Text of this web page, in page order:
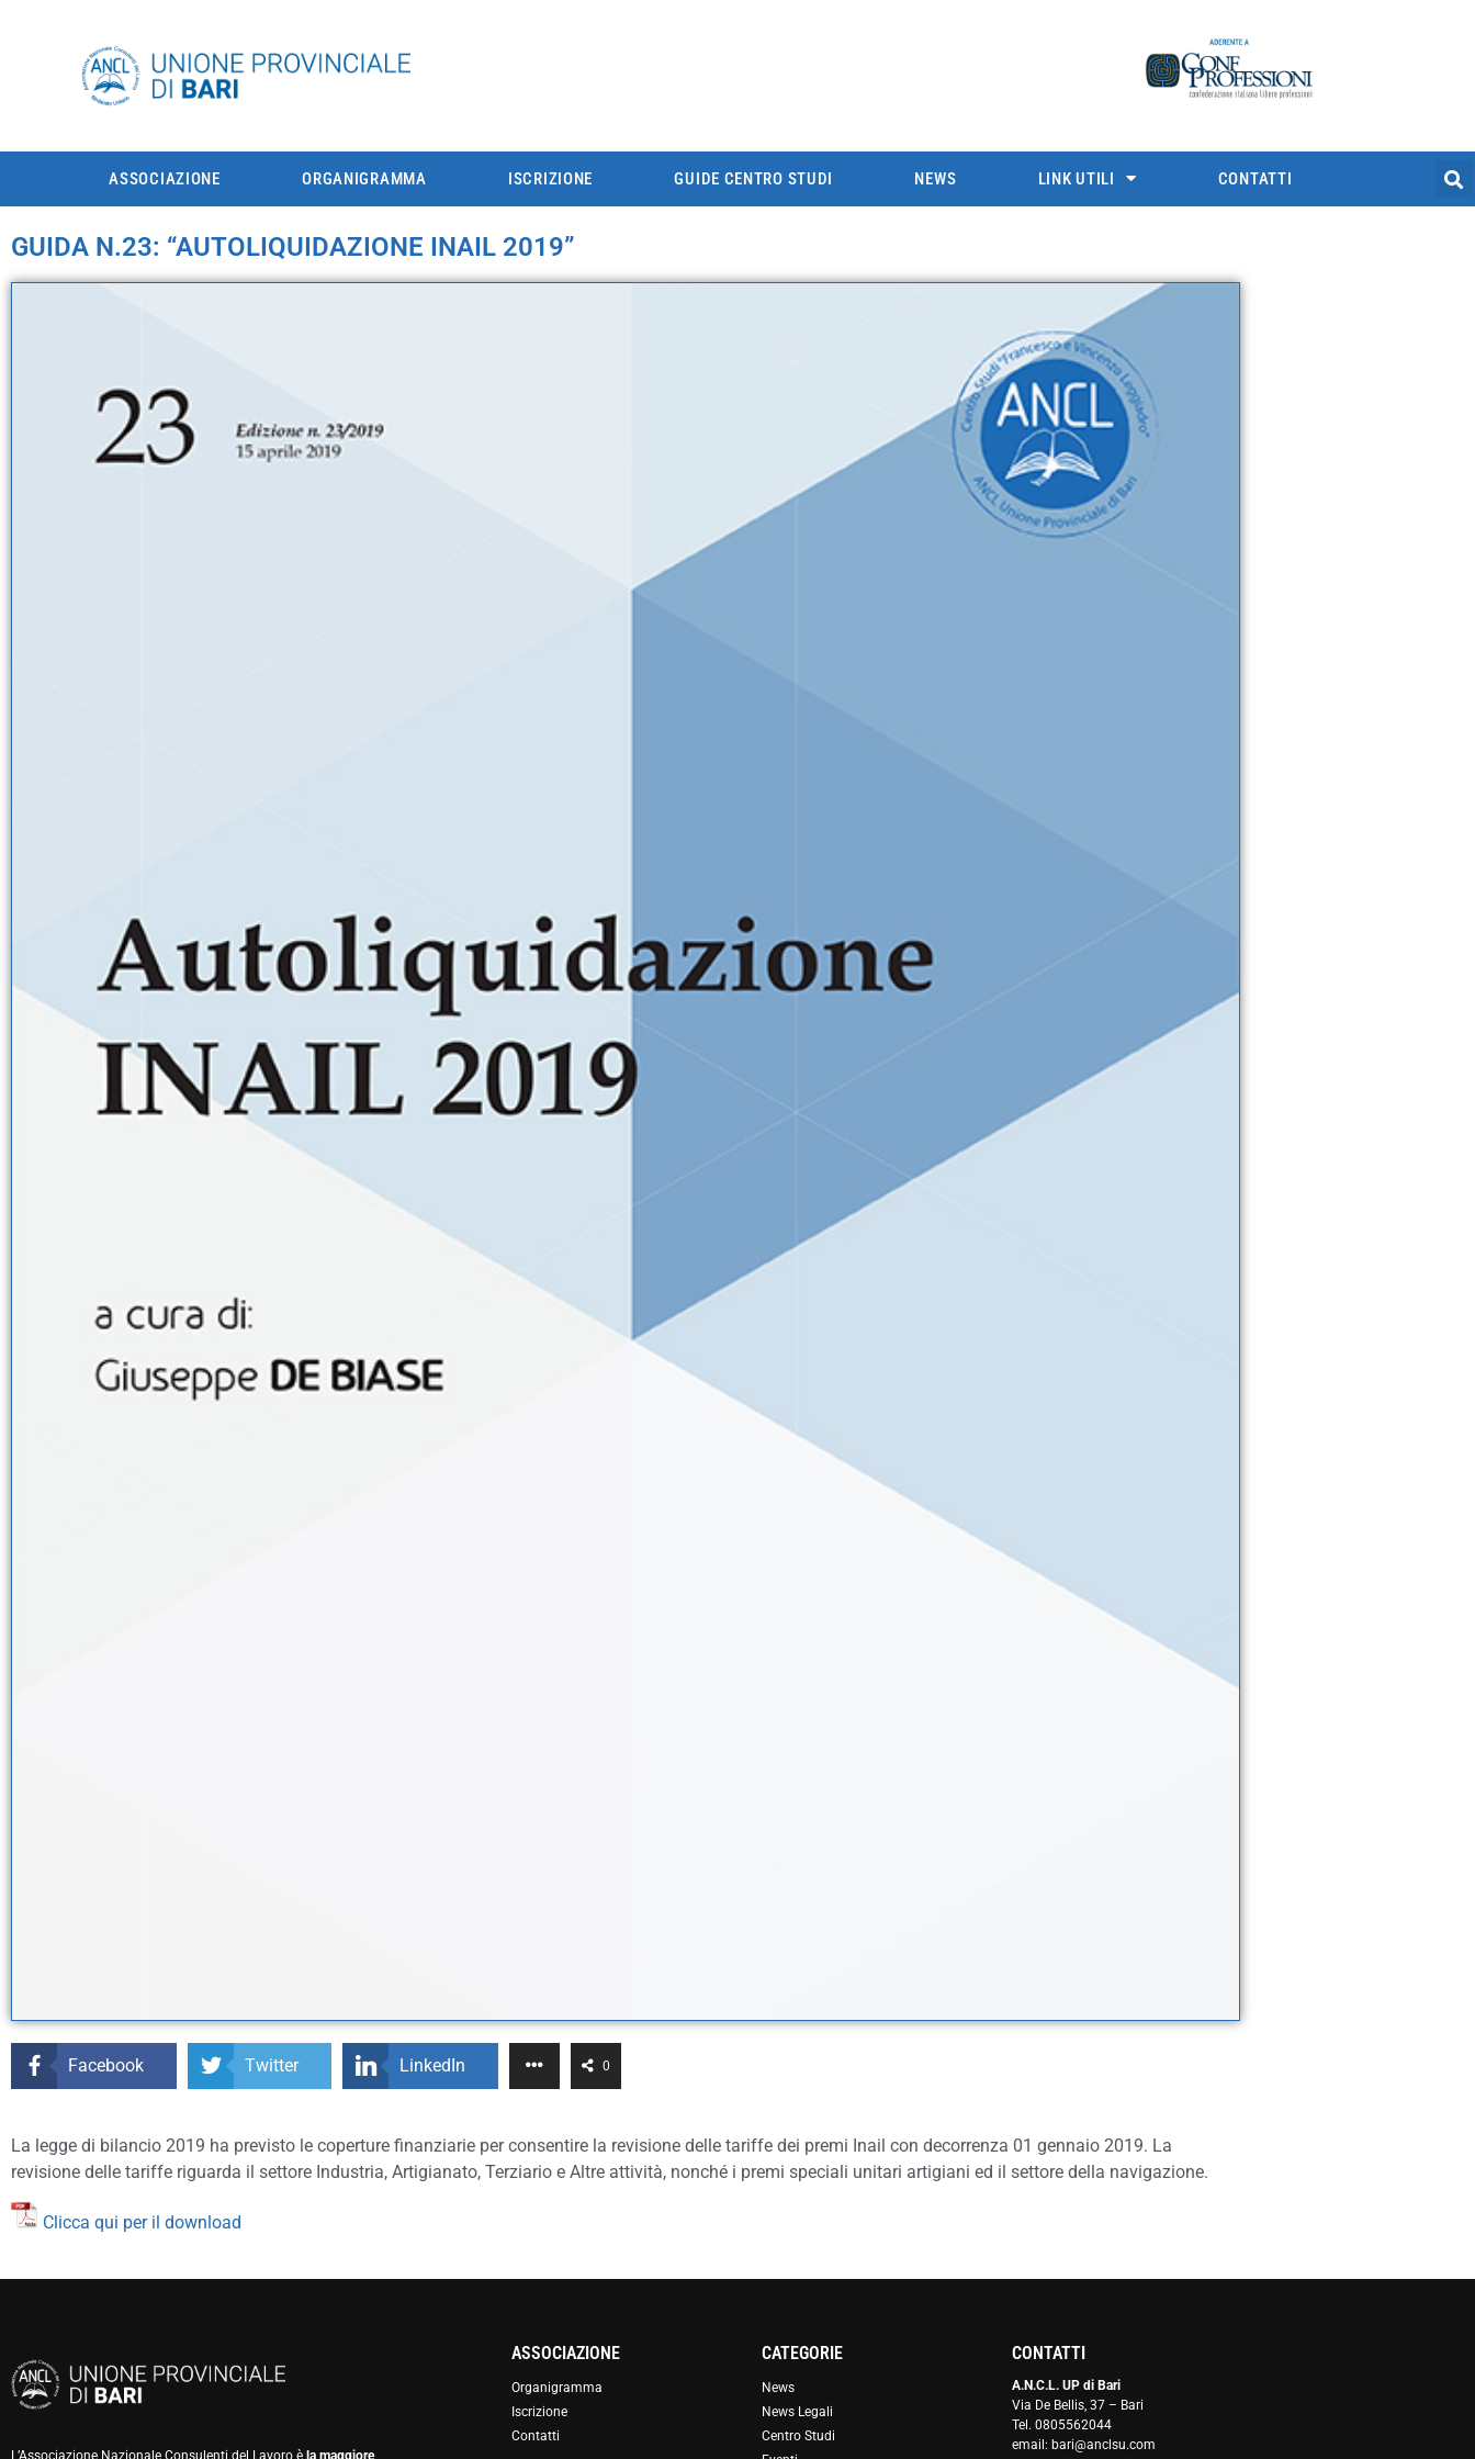
ASSOCIAZIONE ORGANIGRAMMA ISCRIZIONE GUIDE CENTRO STUDI NEWS LINK UTILI CONTATTI
GUIDA N.23: “AUTOLIQUIDAZIONE INAIL 2019”
Facebook Twitter LinkedIn 0
La legge di bilancio 2019 ha previsto le coperture finanziarie per consentire la revisione delle tariffe dei premi Inail con decorrenza 01 gennaio 2019. La
revisione delle tariffe riguarda il settore Industria, Artigianato, Terziario e Altre attività, nonché i premi speciali unitari artigiani ed il settore della navigazione.
Clicca qui per il download
L’Associazione Nazionale Consulenti del Lavoro è la maggiore
ASSOCIAZIONE
Organigramma
Iscrizione
Contatti
CATEGORIE
News
News Legali
Centro Studi
CONTATTI
A.N.C.L. UP di Bari
Via De Bellis, 37 – Bari
Tel. 0805562044
email: bari@anclsu.com